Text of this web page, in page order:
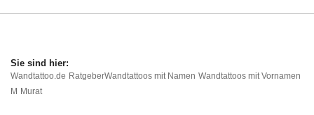
Wandtattoo.de RatgeberWandtattoos mit Namen Wandtattoos mit Vornamen
M Murat